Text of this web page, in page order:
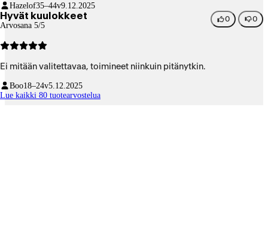
Hazelof35–44v9.12.2025
Hyvät kuulokkeet
Arvosana 5/5
0 0
Ei mitään valitettavaa, toimineet niinkuin pitänytkin.
Boo18–24v5.12.2025
Lue kaikki 80 tuotearvostelua